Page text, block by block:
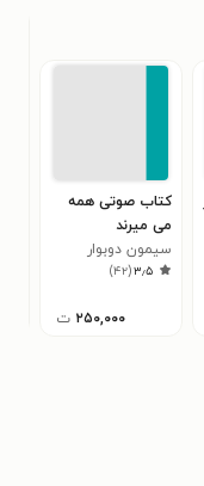
کتاب صوتی همه
می‌ میرند
سیمون دوبوار
۳٫۵(۴۲)
۲۵۰,۰۰۰ ت